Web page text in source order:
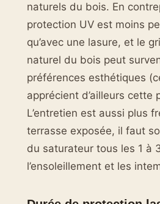
naturels du bois. En
protection UV est moins
qu’avec une lasure, et le
naturel du bois peut
préférences esthétiques
apprécient d’ailleurs cette
L’entretien est aussi plus
terrasse exposée, il faut
du saturateur tous les 1 à
l’ensoleillement et les